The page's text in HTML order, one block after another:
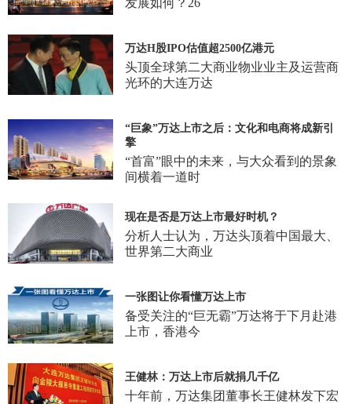
发展如何？26
万达H股IPO估值超2500亿港元
头顶全球第二大商业物业业主及运营商
光环的大连万达
“巨象”万达上市之后：文化和电商将成新引
擎
“首富”眼中的未来，与大众看到的景象
间横着一道时
现在是否是万达上市最好时机？
分析人士认为，万达头顶着中国最大、
世界第二大商业
一张图让你看懂万达上市
备受关注的“巨无霸”万达将于下月赴港
上市，香港今
王健林：万达上市后就捐几千亿
十年前，万达集团董事长王健林发下宏